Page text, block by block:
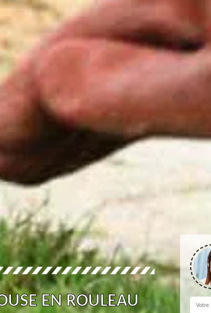
EN ROULEAU